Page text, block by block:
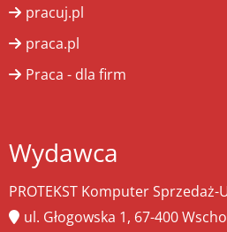
pracuj.pl
praca.pl
Praca - dla firm
Wydawca
PROTEKST Komputer Sprzedaż-
ul. Głogowska 1, 67-400